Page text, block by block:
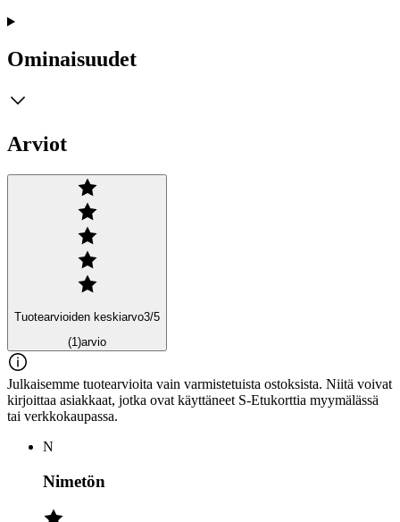
Ominaisuudet
Arviot
Tuotearvioiden keskiarvo3/5
(1)arvio
Julkaisemme tuotearvioita vain varmistetuista ostoksista. Niitä voivat
kirjoittaa asiakkaat, jotka ovat käyttäneet S-Etukorttia myymälässä
tai verkkokaupassa.
N
Nimetön